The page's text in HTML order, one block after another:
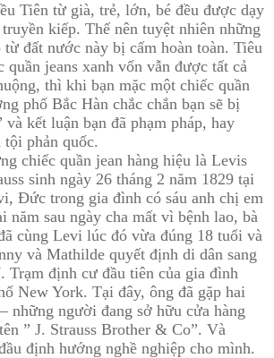
Tiên từ già, trẻ, lớn, bé đều được dạy
kiếp. Thế nên tuyệt nhiên những
đất nước này bị cấm hoàn toàn. Tiêu
quần jeans xanh vốn vẫn được tất cả
thì khi bạn mặc một chiếc quần
phố Bắc Hàn chắc chắn bạn sẽ bị
và kết luận bạn đã phạm pháp, hay
phản quốc.
chiếc quần jean hàng hiệu là Levis
sinh ngày 26 tháng 2 năm 1829 tại
Đức trong gia đình có sáu anh chị em
năm sau ngày cha mất vì bệnh lao, bà
cùng Levi lúc đó vừa đúng 18 tuổi và
và Mathilde quyết định di dân sang
Trạm định cư đầu tiên của gia đình
New York. Tại đây, ông đã gặp hai
những người đang sở hữu cửa hàng
” J. Strauss Brother & Co”. Và
định hướng nghề nghiệp cho mình.